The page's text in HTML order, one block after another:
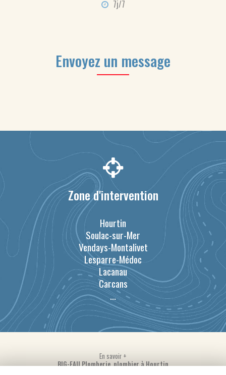
7j/7
Envoyez un message
Zone d'intervention
Hourtin
Soulac-sur-Mer
Vendays-Montalivet
Lesparre-Médoc
Lacanau
Carcans
...
En savoir +
BIG-EAU Plomberie, plombier à Hourtin